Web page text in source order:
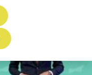
Word lid